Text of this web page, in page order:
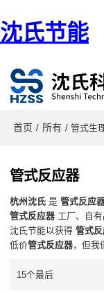
沈氏节能
首页 / 所有 / 管式生
管式反应器
杭州沈氏 是管式反应
管式反应器 工厂、自
沈氏节能以获得管式
低价管式反应器，但我
15个最后